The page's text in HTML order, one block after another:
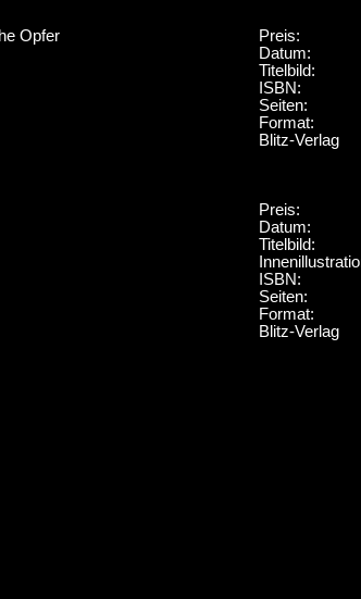
Opfer
Preis:
ISBN:
Blitz-Verlag
Preis:
Titelbild:
ISBN:
Blitz-Verlag